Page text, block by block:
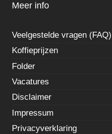
Meer info
Veelgestelde vragen (FAQ)
Koffieprijzen
Folder
Vacatures
Disclaimer
Impressum
Privacyverklaring